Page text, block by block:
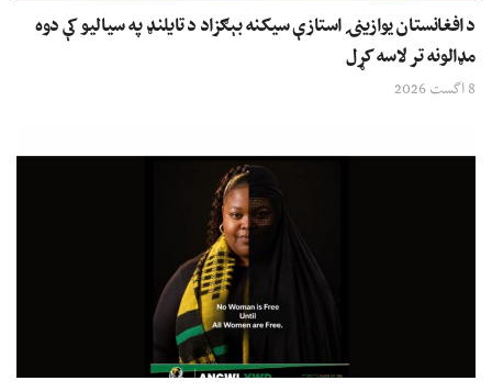
د افغانستان یوازینۍ استازې سیکنه بېګزاد د تایلنډ په سیالیو کې دوه
مډالونه تر لاسه کړل
8 اگست 2026